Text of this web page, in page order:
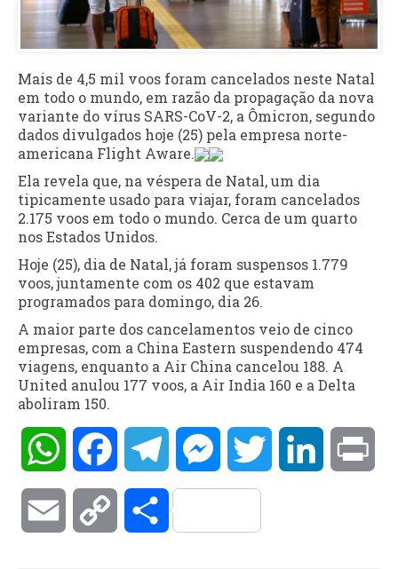
Mais de 4,5 mil voos foram cancelados neste Natal
em todo o mundo, em razão da propagação da nova
variante do vírus SARS-CoV-2, a Ômicron, segundo
dados divulgados hoje (25) pela empresa norte-
americana Flight Aware.
Ela revela que, na véspera de Natal, um dia
tipicamente usado para viajar, foram cancelados
2.175 voos em todo o mundo. Cerca de um quarto
nos Estados Unidos.
Hoje (25), dia de Natal, já foram suspensos 1.779
voos, juntamente com os 402 que estavam
programados para domingo, dia 26.
A maior parte dos cancelamentos veio de cinco
empresas, com a China Eastern suspendendo 474
viagens, enquanto a Air China cancelou 188. A
United anulou 177 voos, a Air India 160 e a Delta
aboliram 150.
WhatsAppFacebookTelegramMessengerTwitter LinkedIn
Email Copy Compartilhar